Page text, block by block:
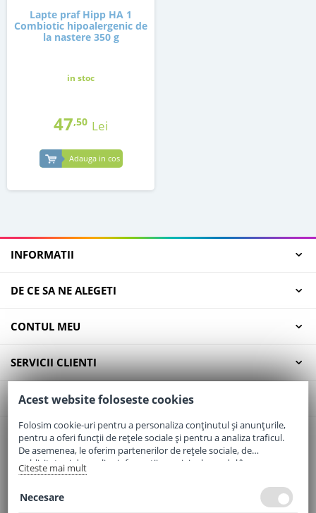
Lapte praf Hipp HA 1
Combiotic hipoalergenic de
la nastere 350 g
in stoc
47,50 Lei
Adauga in cos
INFORMATII
DE CE SA NE ALEGETI
CONTUL MEU
SERVICII CLIENTI
CONTACT
Email:office@elaptepraf.ro
Telefon:0745-964-449
Adresa:Sos. Borsului, Nr. 20, Oradea, Jud. Bihor
Acest website foloseste cookies
Folosim cookie-uri pentru a personaliza conținutul și anunțurile,
pentru a oferi funcții de rețele sociale și pentru a analiza traficul.
De asemenea, le oferim partenerilor de rețele sociale, de
publicitate și de analize informații cu privire la modul în care
folosiți site-ul nostru. Aceștia le pot combina cu alte informații
Citeste mai mult
Necesare